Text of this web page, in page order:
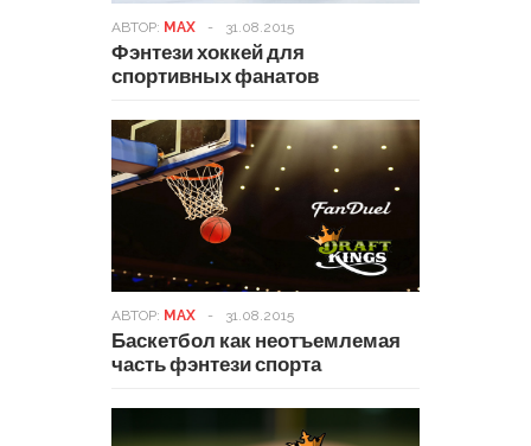
АВТОР: MAX - 31.08.2015
Фэнтези хоккей для
спортивных фанатов
АВТОР: MAX - 31.08.2015
Баскетбол как неотъемлемая
часть фэнтези спорта